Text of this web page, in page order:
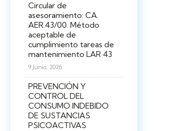
Circular de
asesoramiento: CA.
AER.43/00. Método
aceptable de
cumplimiento tareas de
mantenimiento LAR 43
9 Junio, 2026
PREVENCIÓN Y
CONTROL DEL
CONSUMO INDEBIDO
DE SUSTANCIAS
PSICOACTIVAS